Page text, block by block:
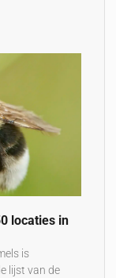
locaties in
is
lijst van de